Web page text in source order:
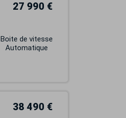
27 990 €
Boite de vitesse
Automatique
38 490 €